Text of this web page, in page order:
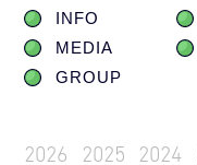
INFO
MEDIA
GROUP
2026 2025 2024